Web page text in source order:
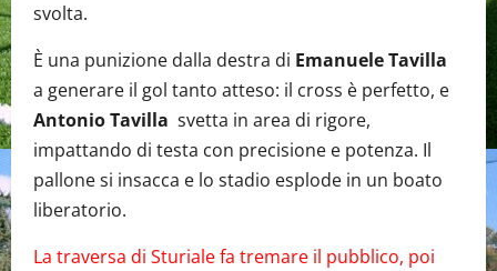
svolta.
È una punizione dalla destra di Emanuele Tavilla
a generare il gol tanto atteso: il cross è perfetto, e
Antonio Tavilla svetta in area di rigore,
impattando di testa con precisione e potenza. Il
pallone si insacca e lo stadio esplode in un boato
liberatorio.
La traversa di Sturiale fa tremare il pubblico, poi